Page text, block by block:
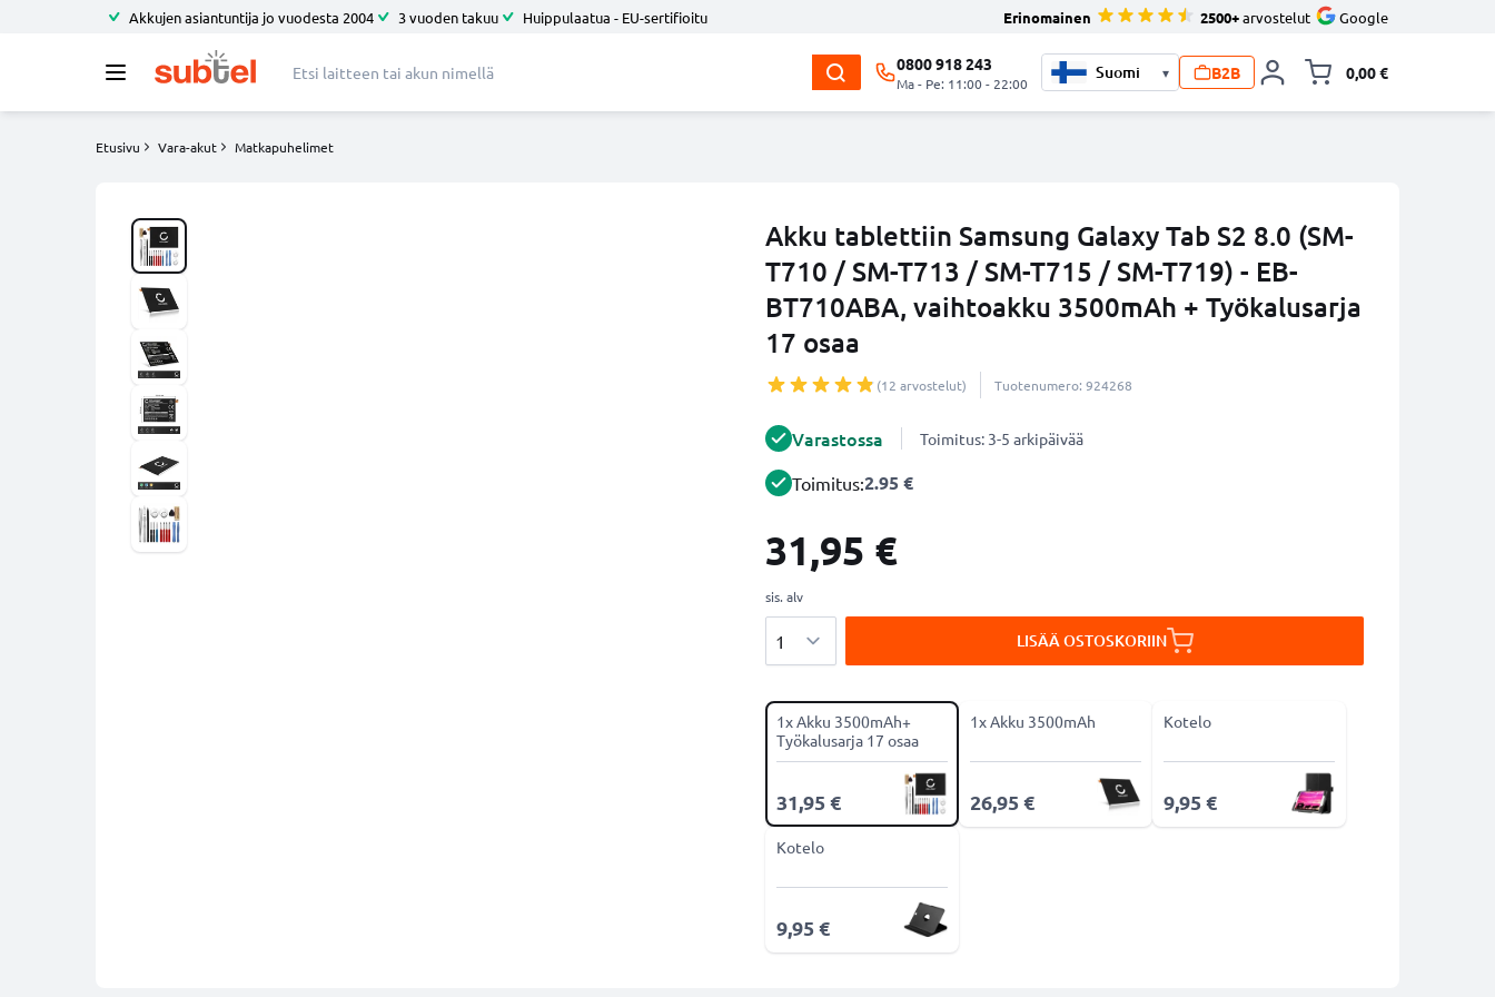
Akkujen asiantuntija jo vuodesta 2004 3 vuoden takuu Huippulaatua - EU-sertifioitu Erinomainen 2500+arvostelut Google
0800 918 243
Ma - Pe: 11:00 - 22:00
▾ B2B 0,00 €
Etusivu Vara-akut Matkapuhelimet
Akku tablettiin Samsung Galaxy Tab S2 8.0 (SM-
T710 / SM-T713 / SM-T715 / SM-T719) - EB-
BT710ABA, vaihtoakku 3500mAh + Työkalusarja
17 osaa
(12 arvostelut) Tuotenumero: 924268
Varastossa Toimitus: 3-5 arkipäivää
Toimitus:2.95 €
31,95 €
sis. alv
LISÄÄ OSTOSKORIIN
1x Akku 3500mAh+
Työkalusarja 17 osaa
31,95 €
1x Akku 3500mAh
26,95 €
Kotelo
9,95 €
Kotelo
9,95 €